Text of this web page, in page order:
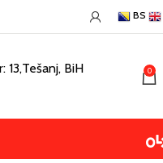
BS
13,Tešanj, BiH 0